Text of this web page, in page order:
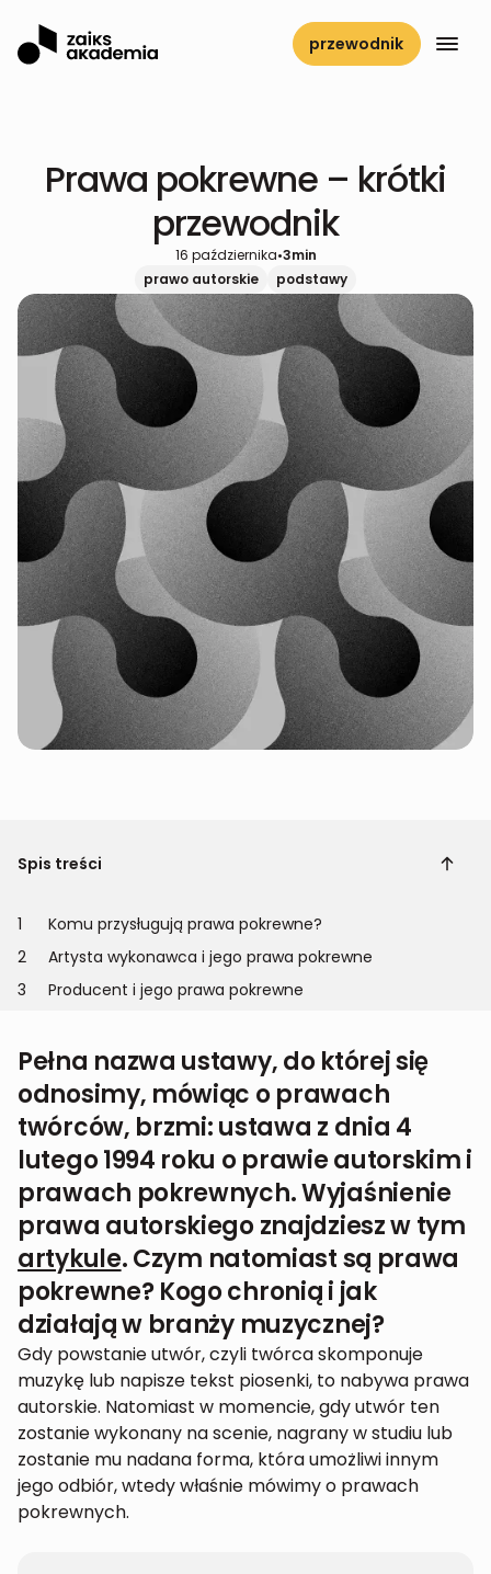
przewodnik
Prawa pokrewne – krótki
przewodnik
16 października•3min
prawo autorskie
podstawy
Spis treści
1
Komu przysługują prawa pokrewne?
2
Artysta wykonawca i jego prawa pokrewne
3
Producent i jego prawa pokrewne
Pełna nazwa ustawy, do której się
odnosimy, mówiąc o prawach
twórców, brzmi: ustawa z dnia 4
lutego 1994 roku o prawie autorskim i
prawach pokrewnych. Wyjaśnienie
prawa autorskiego znajdziesz w tym
artykule. Czym natomiast są prawa
pokrewne? Kogo chronią i jak
działają w branży muzycznej?
Gdy powstanie utwór, czyli twórca skomponuje
muzykę lub napisze tekst piosenki, to nabywa prawa
autorskie. Natomiast w momencie, gdy utwór ten
zostanie wykonany na scenie, nagrany w studiu lub
zostanie mu nadana forma, która umożliwi innym
jego odbiór, wtedy właśnie mówimy o prawach
pokrewnych.